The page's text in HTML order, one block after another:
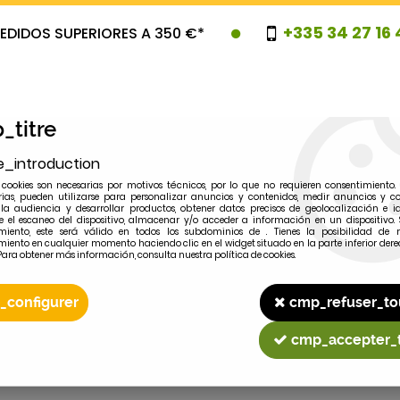
SUPERIORES A 350 €* +335 34 27 16
PROMOCIONES
MODELO
son necesarias por motivos técnicos, por lo que no requieren consentimiento.
pueden utilizarse para personalizar anuncios y contenidos, medir anuncios y
audiencia y desarrollar productos, obtener datos precisos de geolocalización e
el escaneo del dispositivo, almacenar y/o acceder a información en un dispositivo.
este será válido en todos los subdominios de . Tienes la posibilidad de
en cualquier momento haciendo clic en el widget situado en la parte inferior
obtener más información, consulta nuestra política de cookies.